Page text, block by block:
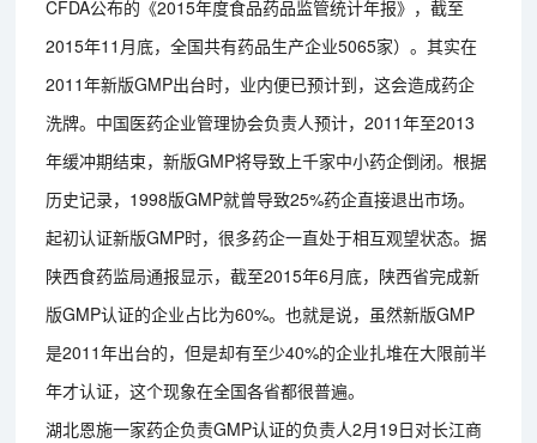
CFDA公布的《2015年度食品药品监管统计年报》，截至
2015年11月底，全国共有药品生产企业5065家）。其实在
2011年新版GMP出台时，业内便已预计到，这会造成药企
洗牌。中国医药企业管理协会负责人预计，2011年至2013
年缓冲期结束，新版GMP将导致上千家中小药企倒闭。根据
历史记录，1998版GMP就曾导致25%药企直接退出市场。
起初认证新版GMP时，很多药企一直处于相互观望状态。据
陕西食药监局通报显示，截至2015年6月底，陕西省完成新
版GMP认证的企业占比为60%。也就是说，虽然新版GMP
是2011年出台的，但是却有至少40%的企业扎堆在大限前半
年才认证，这个现象在全国各省都很普遍。
湖北恩施一家药企负责GMP认证的负责人2月19日对长江商